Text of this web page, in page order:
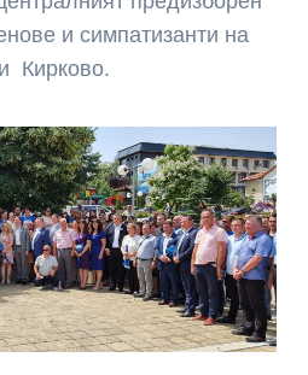
и симпатизанти на
Кирково.